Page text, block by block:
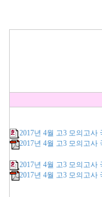
2017년 4월 고3 모의고사
2017년 4월 고3 모의고사
2017년 4월 고3 모의고사
2017년 4월 고3 모의고사